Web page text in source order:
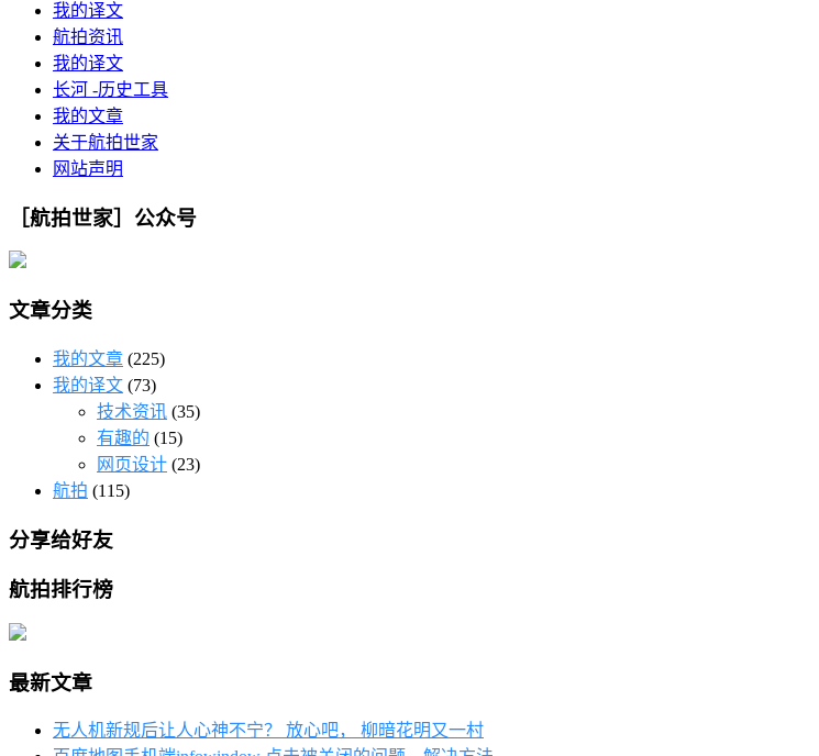
我的译文
航拍资讯
我的译文
长河 -历史工具
我的文章
关于航拍世家
网站声明
［航拍世家］公众号
文章分类
我的文章 (225)
我的译文 (73)
技术资讯 (35)
有趣的 (15)
网页设计 (23)
航拍 (115)
分享给好友
航拍排行榜
最新文章
无人机新规后让人心神不宁？ 放心吧， 柳暗花明又一村